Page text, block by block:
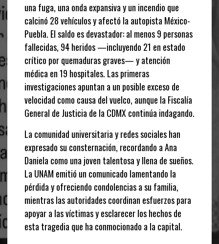
una fuga, una onda expansiva y un incendio que
calcinó 28 vehículos y afectó la autopista México-
Puebla. El saldo es devastador: al menos 9 personas
fallecidas, 94 heridos —incluyendo 21 en estado
crítico por quemaduras graves— y atención
médica en 19 hospitales. Las primeras
investigaciones apuntan a un posible exceso de
velocidad como causa del vuelco, aunque la Fiscalía
General de Justicia de la CDMX continúa indagando.
La comunidad universitaria y redes sociales han
expresado su consternación, recordando a Ana
Daniela como una joven talentosa y llena de sueños.
La UNAM emitió un comunicado lamentando la
pérdida y ofreciendo condolencias a su familia,
mientras las autoridades coordinan esfuerzos para
apoyar a las víctimas y esclarecer los hechos de
esta tragedia que ha conmocionado a la capital.